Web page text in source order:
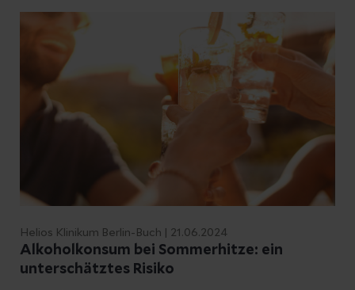
Helios Klinikum Berlin-Buch | 21.06.2024
Alkoholkonsum bei Sommerhitze: ein
unterschätztes Risiko